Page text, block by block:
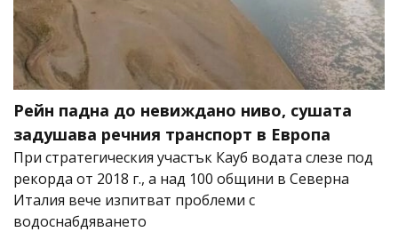
Рейн падна до невиждано ниво, сушата
задушава речния транспорт в Европа
При стратегическия участък Кауб водата слезе под
рекорда от 2018 г., а над 100 общини в Северна
Италия вече изпитват проблеми с
водоснабдяването